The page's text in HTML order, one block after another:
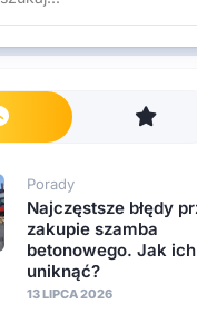
Porady
Najczęstsze błędy
zakupie szamba
betonowego. Jak ich
uniknąć?
13 LIPCA 2026